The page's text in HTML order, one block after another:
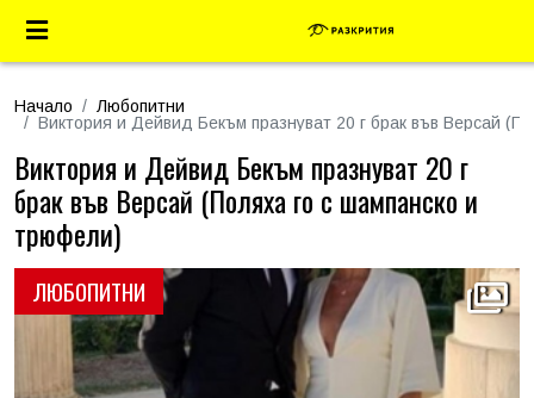
Начало
Любопитни
Виктория и Дейвид Бекъм празнуват 20 г брак във Версай
ЛЮБОПИТНИ
Виктория и Дейвид Бекъм празнуват 20 г
брак във Версай (Поляха го с шампанско и
трюфели)